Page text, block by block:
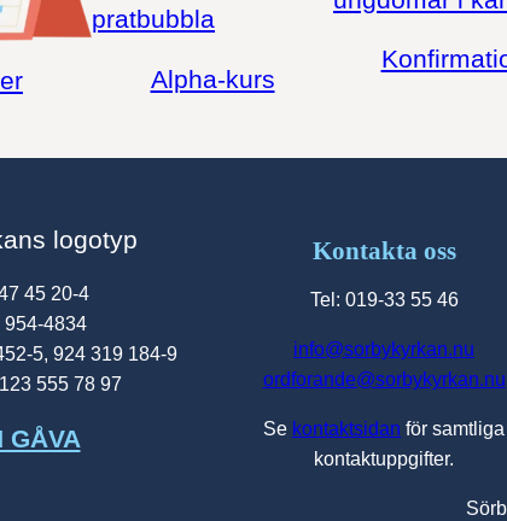
Alpha-kurs
45 20-4
954-4834
5, 924 319 184-9
555 78 97
GÅVA
Kontakta oss
Tel: 019-33 55 46
info@sorbykyrkan.nu
ordforande@sorbykyrkan.nu
Se kontaktsidan för samtliga
kontaktuppgifter.